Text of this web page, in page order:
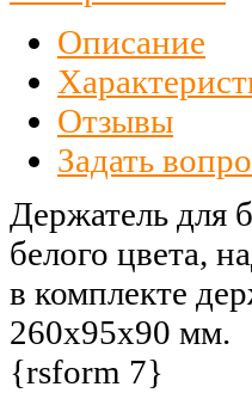
Описание
Отзывы
Задать
Держатель для
белого цвета,
в комплекте
260х95х90 мм.
{rsform 7}